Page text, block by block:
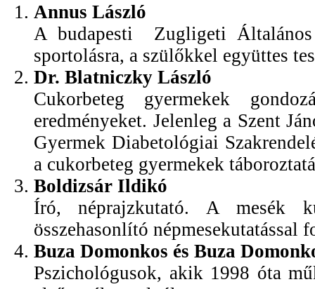
Annus László
A budapesti Zugligeti
sportolásra, a szülőkkel együttes
Dr. Blatniczky László
Cukorbeteg gyermekek
eredményeket. Jelenleg a Szent
Gyermek Diabetológiai
a cukorbeteg gyermekek
Boldizsár Ildikó
Író, néprajzkutató. A mesék
összehasonlító
Buza Domonkos és Buza
Pszichológusok, akik 1998 óta